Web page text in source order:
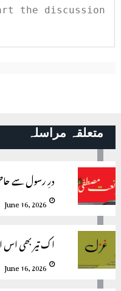
متعلقہ مراسلہ
درِ رسول سے
June 16, 2026
اک تیر بھی
June 16, 2026